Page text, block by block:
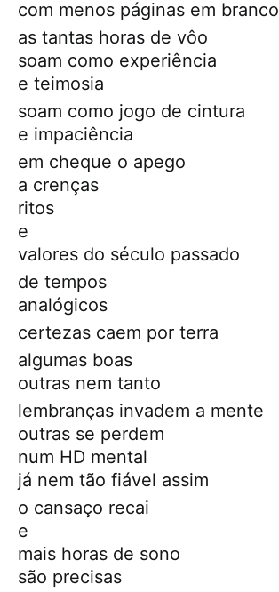
com menos páginas em branco
as tantas horas de vôo
soam como experiência
e teimosia
soam como jogo de cintura
e impaciência
em cheque o apego
a crenças
ritos
e
valores do século passado
de tempos
analógicos
certezas caem por terra
algumas boas
outras nem tanto
lembranças invadem a mente
outras se perdem
num HD mental
já nem tão fiável assim
o cansaço recai
e
mais horas de sono
são precisas